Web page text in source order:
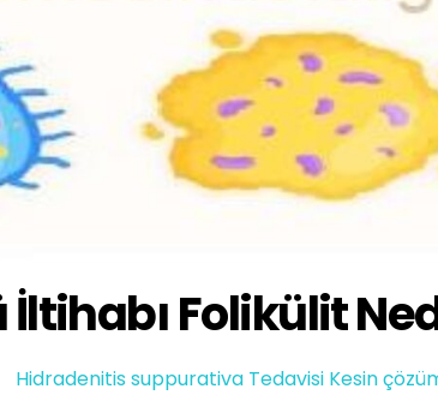
İltihabı Folikülit
Hidradenitis suppurativa Tedavisi Kesin